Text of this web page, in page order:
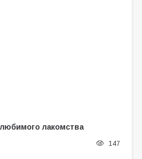
лакомства
147